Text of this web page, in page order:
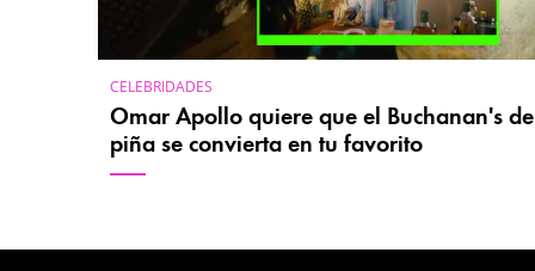
CELEBRIDADES
Omar Apollo quiere que el Buchanan's de
piña se convierta en tu favorito